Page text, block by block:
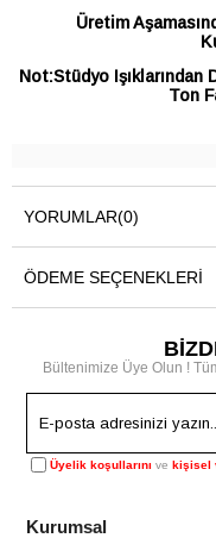
Üretim
Not:Stüdyo Işıklarından
Ton
YORUMLAR(0)
ÖDEME SEÇENEKLERI
Bültenimize Üye Olun !
Üyelik koşullarını vekişisel
Kurumsal